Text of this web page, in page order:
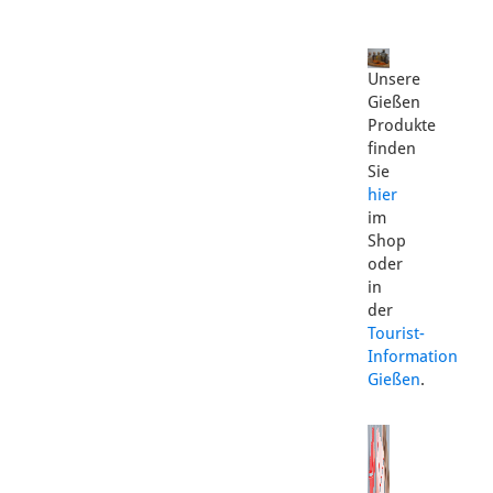
Unsere
Gießen
Produkte
finden
Sie
hier
im
Shop
oder
in
der
Tourist-
Information
Gießen.